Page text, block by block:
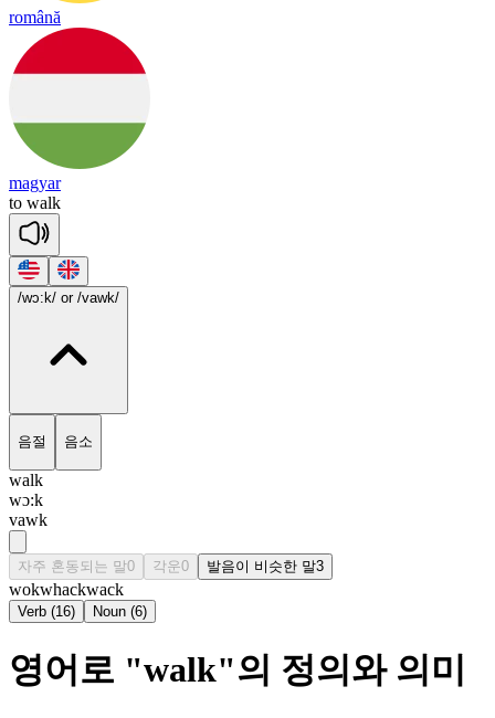
română
magyar
to walk
/wɔ:k/ or /vawk/
음절 음소
walk
wɔ:k
vawk
자주 혼동되는 말0 각운0 발음이 비슷한 말3
wokwhackwack
Verb (16) Noun (6)
영어로 "walk"의 정의와 의미